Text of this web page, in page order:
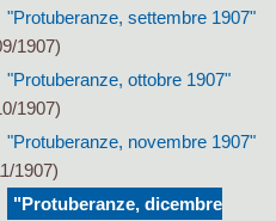
"Protuberanze, settembre 1907"
1907)
"Protuberanze, ottobre 1907"
1907)
"Protuberanze, novembre 1907"
1907)
"Protuberanze, dicembre